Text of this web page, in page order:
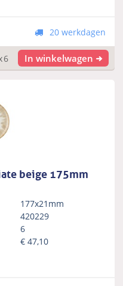
20 werkdagen
In winkelwagen
beige 175mm
177x21mm
420229
6
€47,10